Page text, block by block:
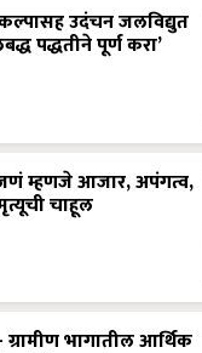
उदंचन जलविद्युत
पद्धतीने पूर्ण करा’
म्हणजे आजार, अपंगत्व,
चाहूल
ग्रामीण भागातील आर्थिक